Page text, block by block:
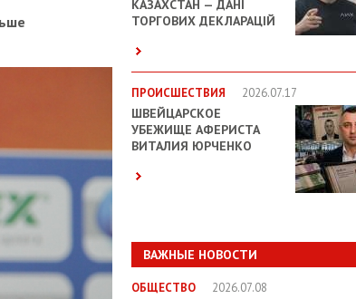
КАЗАХСТАН — ДАНІ
ТОРГОВИХ ДЕКЛАРАЦІЙ
ПРОИСШЕСТВИЯ 2026.07.17
ШВЕЙЦАРСКОЕ
УБЕЖИЩЕ АФЕРИСТА
ВИТАЛИЯ ЮРЧЕНКО
ВАЖНЫЕ НОВОСТИ
ОБЩЕСТВО 2026.07.08